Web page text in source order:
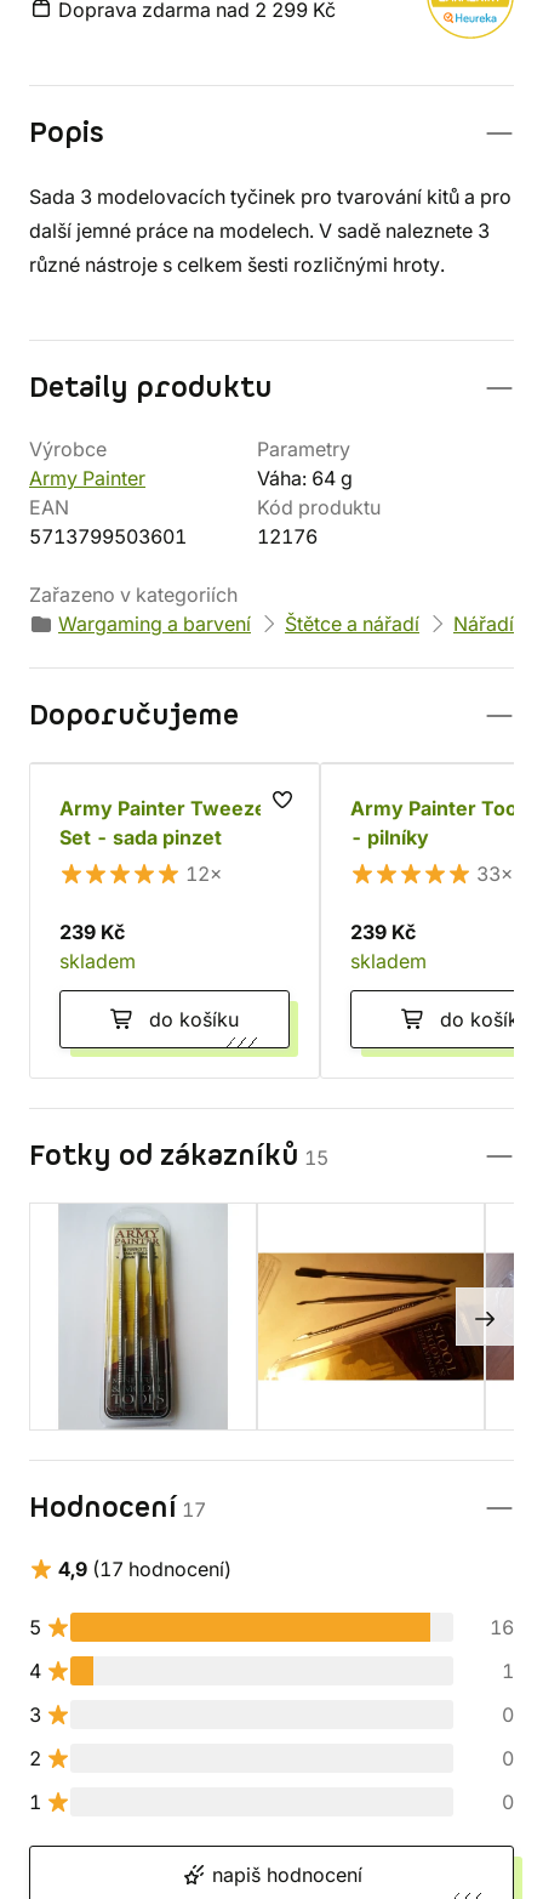
Doprava zdarma nad 2 299 Kč
Popis
Sada 3 modelovacích tyčinek pro tvarování kitů a pro
další jemné práce na modelech. V sadě naleznete 3
různé nástroje s celkem šesti rozličnými hroty.
Detaily produktu
Výrobce
Army Painter
Parametry
Váha: 64 g
EAN
5713799503601
Kód produktu
12176
Zařazeno v kategoriích
Wargaming a barvení
Štětce a nářadí Nářadí
Doporučujeme
Army Painter Tweezers
Set - sada pinzet
12×
239 Kč
skladem
do košíku
Army Painter Tool
- pilníky
33×
239 Kč
skladem
do košíku
Fotky od zákazníků 15
Hodnocení 17
4,9 (17 hodnocení)
5
16
4
1
3
0
2
0
1
0
napiš hodnocení